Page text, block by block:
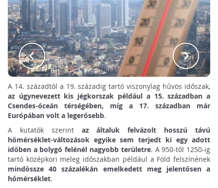
A 14. századtól a 19. századig tartó viszonylag hűvös időszak,
az úgynevezett kis jégkorszak például a 15. században a
Csendes-óceán térségében, míg a 17. században már
Európában volt a legerősebb.
A kutatók szerint az általuk felvázolt hosszú távú
hőmérséklet-változások egyike sem terjedt ki egy adott
időben a bolygó felénél nagyobb területre. A 950-től 1250-ig
tartó középkori meleg időszakban például a Föld felszínének
mindössze 40 százalékán emelkedett meg jelentősen a
hőmérséklet.